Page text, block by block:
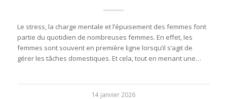
Le stress, la charge mentale et l’épuisement des femmes font
partie du quotidien de nombreuses femmes. En effet, les
femmes sont souvent en première ligne lorsqu’il s’agit de
gérer les tâches domestiques. Et cela, tout en menant une…
14 janvier 2026